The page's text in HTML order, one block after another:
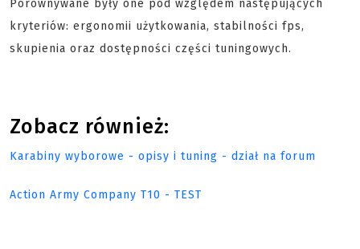
Porównywane były one pod względem następujących
kryteriów: ergonomii użytkowania, stabilności fps,
skupienia oraz dostępności części tuningowych.
Zobacz również:
Karabiny wyborowe - opisy i tuning - dział na forum
Action Army Company T10 - TEST